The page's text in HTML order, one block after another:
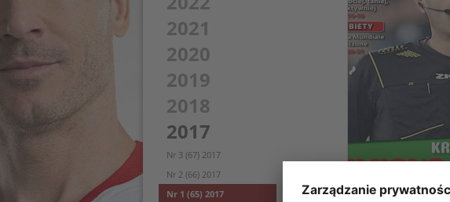
2021
2020
2019
2018
2017
Nr 3 (67) 2017
Nr 2 (66) 2017
Nr 1 (65) 2017